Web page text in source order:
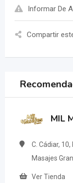
Informar De
Compartir
MIL
C. Cádiar,
Masajes
Ver Tienda